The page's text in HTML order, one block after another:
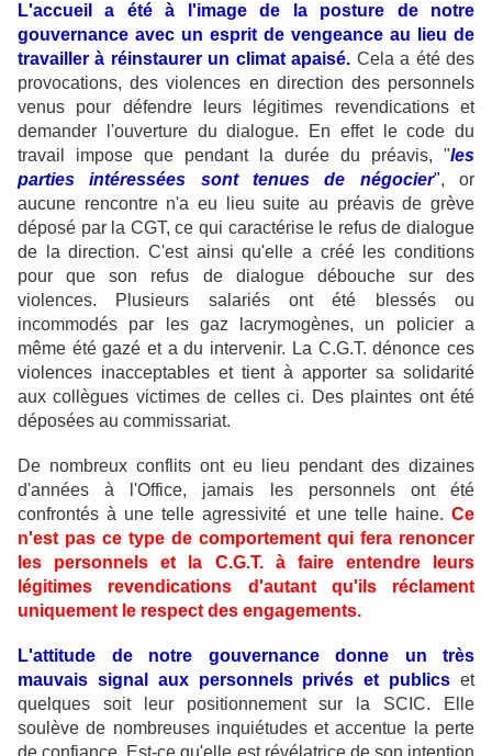
L'accueil a été à l'image de la posture de notre
gouvernance avec un esprit de vengeance au lieu de
travailler à réinstaurer un climat apaisé. Cela a été des
provocations, des violences en direction des personnels
venus pour défendre leurs légitimes revendications et
demander l'ouverture du dialogue. En effet le code du
travail impose que pendant la durée du préavis, "les
parties intéressées sont tenues de négocier", or
aucune rencontre n'a eu lieu suite au préavis de grève
déposé par la CGT, ce qui caractérise le refus de dialogue
de la direction. C'est ainsi qu'elle a créé les conditions
pour que son refus de dialogue débouche sur des
violences. Plusieurs salariés ont été blessés ou
incommodés par les gaz lacrymogènes, un policier a
même été gazé et a du intervenir. La C.G.T. dénonce ces
violences inacceptables et tient à apporter sa solidarité
aux collègues victimes de celles ci. Des plaintes ont été
déposées au commissariat.
De nombreux conflits ont eu lieu pendant des dizaines
d'années à l'Office, jamais les personnels ont été
confrontés à une telle agressivité et une telle haine. Ce
n'est pas ce type de comportement qui fera renoncer
les personnels et la C.G.T. à faire entendre leurs
légitimes revendications d'autant qu'ils réclament
uniquement le respect des engagements.
L'attitude de notre gouvernance donne un très
mauvais signal aux personnels privés et publics et
quelques soit leur positionnement sur la SCIC. Elle
soulève de nombreuses inquiétudes et accentue la perte